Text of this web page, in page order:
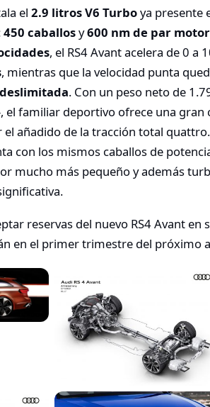
el 2.9 litros V6 Turboya presente
450 caballosy600 nm de par motor
, el RS4 Avant acelera de 0
, mientras que la velocidad punta
. Con un peso neto de
el familiar deportivo ofrece una
añadido de la tracción total
con los mismos caballos de
mucho más pequeño y además
reservas del nuevo RS4 Avant en
en el primer trimestre del próximo